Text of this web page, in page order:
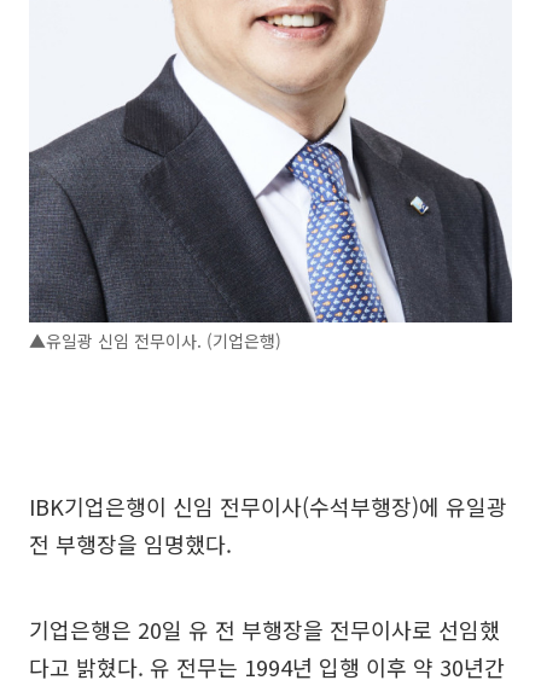
▲유일광 신임 전무이사. (기업은행)
IBK기업은행이 신임 전무이사(수석부행장)에 유일광
전 부행장을 임명했다.
기업은행은 20일 유 전 부행장을 전무이사로 선임했
다고 밝혔다. 유 전무는 1994년 입행 이후 약 30년간